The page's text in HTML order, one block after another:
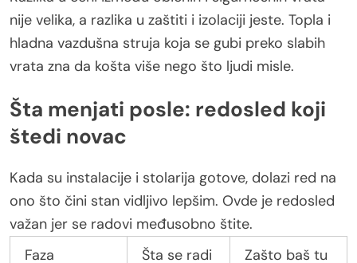
nije velika, a razlika u zaštiti i izolaciji jeste. Topla i
hladna vazdušna struja koja se gubi preko slabih
vrata zna da košta više nego što ljudi misle.
Šta menjati posle: redosled koji
štedi novac
Kada su instalacije i stolarija gotove, dolazi red na
ono što čini stan vidljivo lepšim. Ovde je redosled
važan jer se radovi međusobno štite.
Faza
Šta se radi Zašto baš tu